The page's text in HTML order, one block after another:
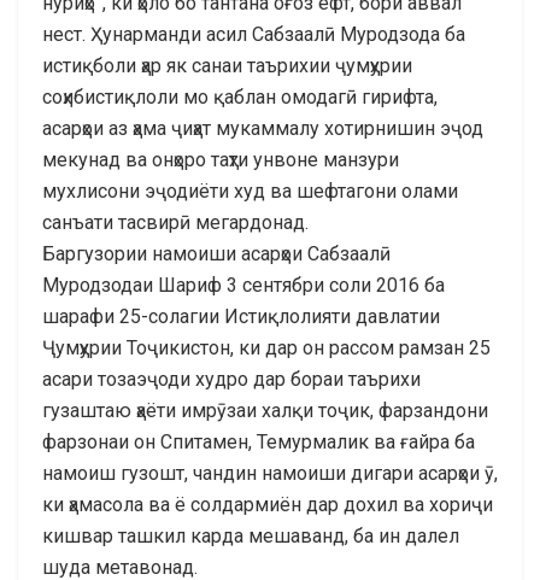
нест. Ҳунарманди асил Сабзаалӣ Муродзода ба
истиқболи ҳар як санаи таърихии ҷумҳурии
соҳибистиқлоли мо қаблан омодагӣ гирифта,
асарҳои аз ҳама ҷиҳат мукаммалу хотирнишин эҷод
мекунад ва онҳоро таҳти унвоне манзури
мухлисони эҷодиёти худ ва шефтагони олами
санъати тасвирӣ мегардонад.
Баргузории намоиши асарҳои Сабзаалӣ
Муродзодаи Шариф 3 сентябри соли 2016 ба
шарафи 25-солагии Истиқлолияти давлатии
Ҷумҳурии Тоҷикистон, ки дар он рассом рамзан 25
асари тозаэҷоди худро дар бораи таърихи
гузаштаю ҳаёти имрӯзаи халқи тоҷик, фарзандони
фарзонаи он Спитамен, Темурмалик ва ғайра ба
намоиш гузошт, чандин намоиши дигари асарҳои ӯ,
ки ҳамасола ва ё солдармиён дар дохил ва хориҷи
кишвар ташкил карда мешаванд, ба ин далел
шуда метавонад.